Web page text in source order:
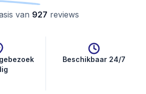
van 927 reviews
Beschikbaar 24/7